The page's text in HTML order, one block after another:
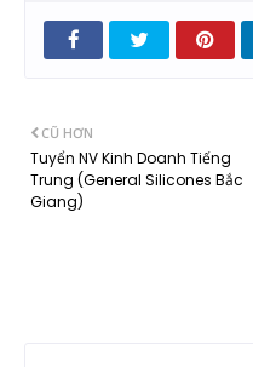
CŨ HƠN
Tuyển NV Kinh Doanh Tiếng
Trung (General Silicones Bắc
Giang)